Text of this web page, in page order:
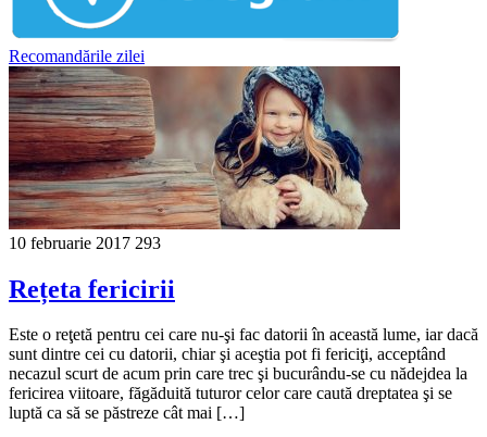
Recomandările zilei
10 februarie 2017 293
Rețeta fericirii
Este o reţetă pentru cei care nu-şi fac datorii în această lume, iar dacă
sunt dintre cei cu datorii, chiar şi aceştia pot fi fericiţi, acceptând
necazul scurt de acum prin care trec şi bucurându-se cu nădejdea la
fericirea viitoare, făgăduită tuturor celor care caută dreptatea şi se
luptă ca să se păstreze cât mai […]